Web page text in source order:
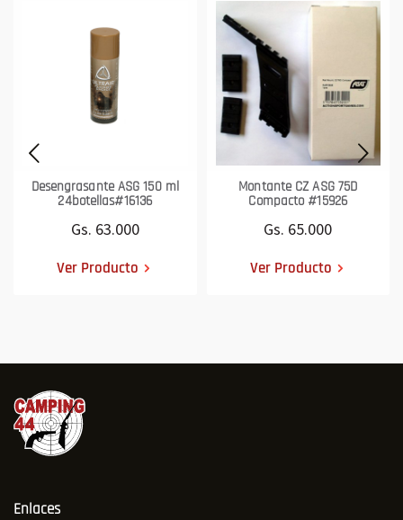
Desengrasante ASG 150 ml
24botellas#16136
Gs. 63.000
Ver Producto
Montante CZ ASG 75D
Compacto #15926
Gs. 65.000
Ver Producto
Enlaces